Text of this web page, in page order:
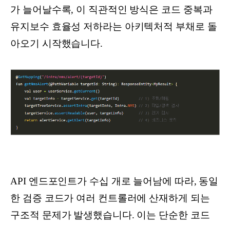
가 늘어날수록, 이 직관적인 방식은 코드 중복과
유지보수 효율성 저하라는 아키텍처적 부채로 돌
아오기 시작했습니다.
API 엔드포인트가 수십 개로 늘어남에 따라, 동일
한 검증 코드가 여러 컨트롤러에 산재하게 되는
구조적 문제가 발생했습니다. 이는 단순한 코드